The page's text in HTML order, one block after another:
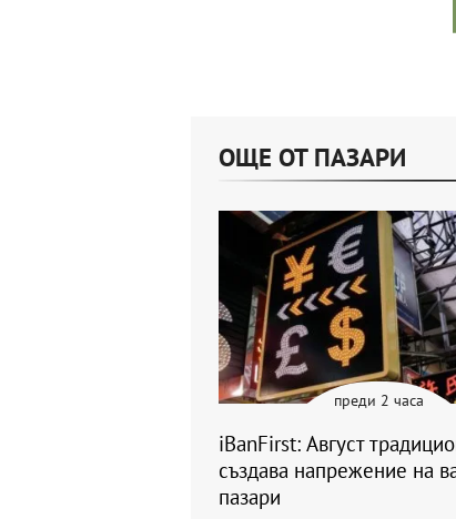
ОЩЕ ОТ ПАЗАРИ
преди 2 часа
iBanFirst: Август
създава напрежение на
пазари